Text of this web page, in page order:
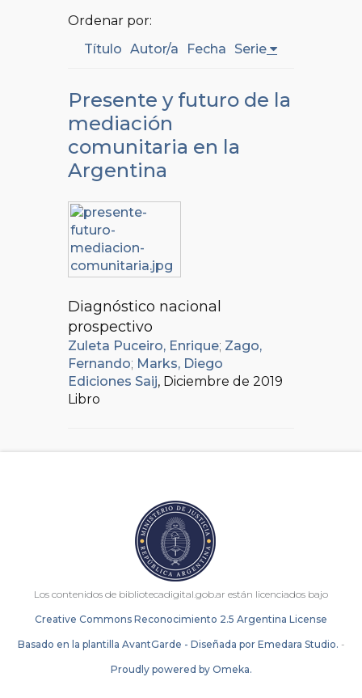
Ordenar por:
Título Autor/a Fecha Serie
Presente y futuro de la
mediación
comunitaria en la
Argentina
Diagnóstico nacional
prospectivo
Zuleta Puceiro, Enrique; Zago,
Fernando; Marks, Diego
Ediciones Saij, Diciembre de 2019
Libro
Los contenidos de bibliotecadigital.gob.ar están licenciados bajo
Creative Commons Reconocimiento 2.5 Argentina License
Basado en la plantilla AvantGarde - Diseñada por Emedara Studio. -
Proudly powered by Omeka.